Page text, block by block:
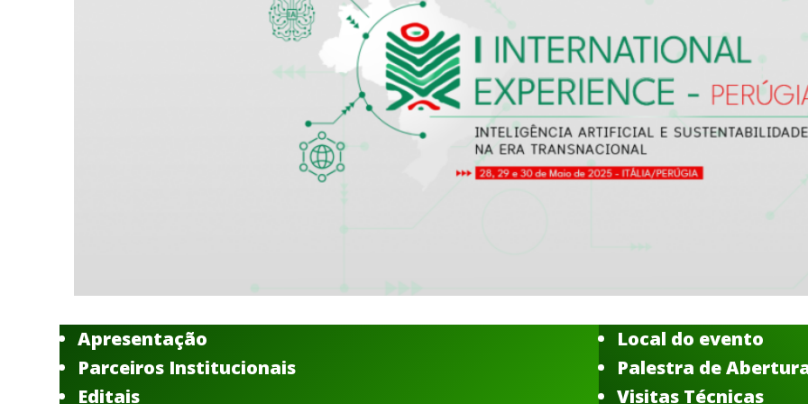
Apresentação
Parceiros Institucionais
Editais
Local do evento
Palestra de
Visitas Técnicas